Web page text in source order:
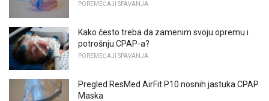
POREMEĆAJI SPAVANJA
Kako često treba da zamenim svoju opremu i
potrošnju CPAP-a?
POREMEĆAJI SPAVANJA
Pregled ResMed AirFit P10 nosnih jastuka CPAP
Maska